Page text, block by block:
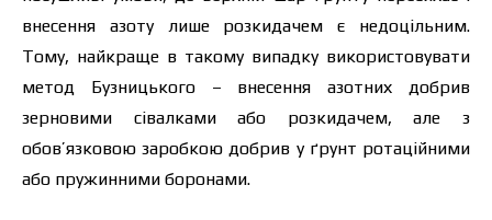
внесення азоту лише розкидачем є недоцільним.
Тому, найкраще в такому випадку використовувати
метод Бузницького – внесення азотних добрив
зерновими сівалками або розкидачем, але з
обов’язковою заробкою добрив у ґрунт ротаційними
або пружинними боронами.
Зв’язатися з менеджером Makosh